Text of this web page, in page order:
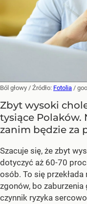
Ból głowy / Źródło: Fotolia /
Zbyt wysoki
tysiące Polaków.
zanim będzie za
Szacuje się, że zbyt
dotyczyć aż 60-70
osób. To się
zgonów, bo
czynnik ryzyka